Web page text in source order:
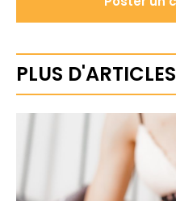
PLUS D'ARTICLES